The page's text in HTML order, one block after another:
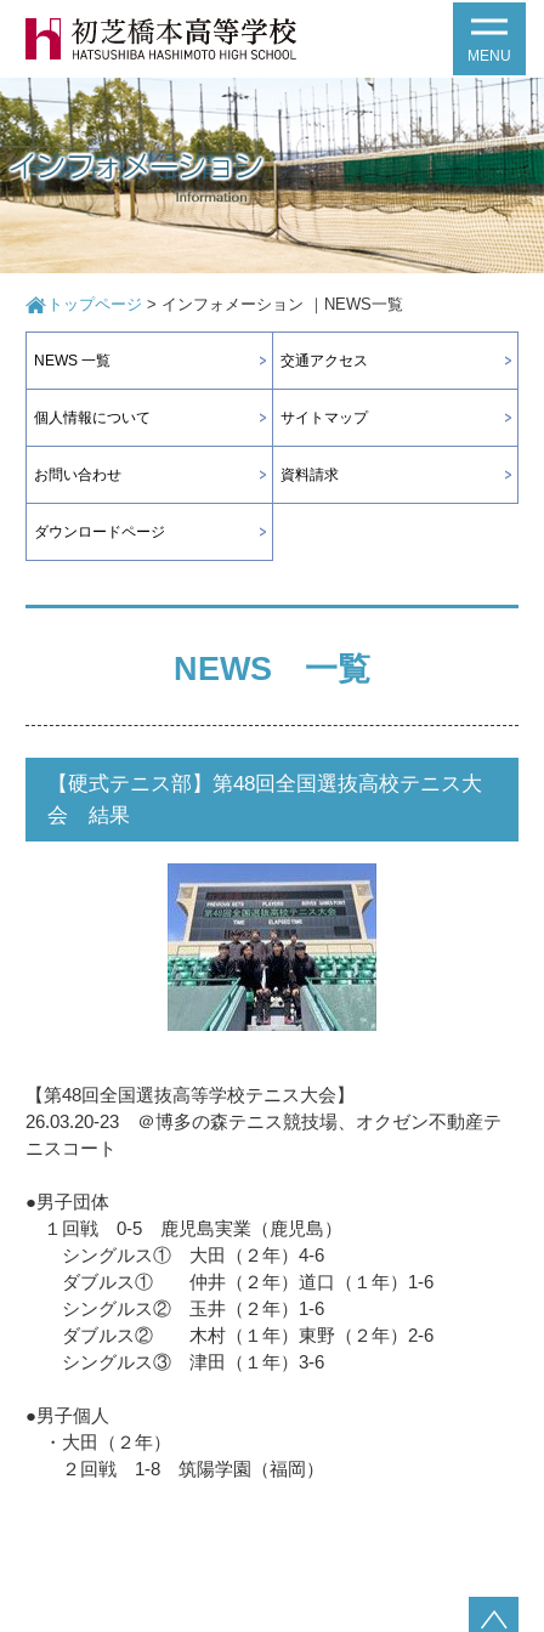
MENU
トップページ > インフォメーション ｜NEWS一覧
NEWS 一覧 交通アクセス
個人情報について サイトマップ
お問い合わせ 資料請求
ダウンロードページ
NEWS 一覧
【硬式テニス部】第48回全国選抜高校テニス大
会 結果
【第48回全国選抜高等学校テニス大会】
26.03.20-23 ＠博多の森テニス競技場、オクゼン不動産テ
ニスコート
●男子団体
１回戦 0-5 鹿児島実業（鹿児島）
シングルス① 大田（２年）4-6
ダブルス① 仲井（２年）道口（１年）1-6
シングルス② 玉井（２年）1-6
ダブルス② 木村（１年）東野（２年）2-6
シングルス③ 津田（１年）3-6
●男子個人
・大田（２年）
２回戦 1-8 筑陽学園（福岡）